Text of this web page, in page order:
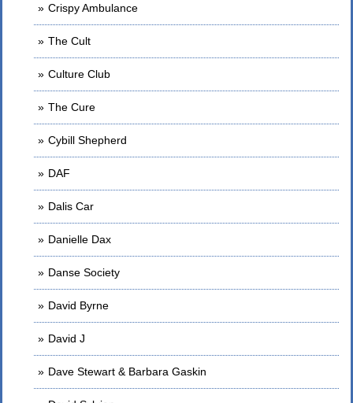
Crispy Ambulance
The Cult
Culture Club
The Cure
Cybill Shepherd
DAF
Dalis Car
Danielle Dax
Danse Society
David Byrne
David J
Dave Stewart & Barbara Gaskin